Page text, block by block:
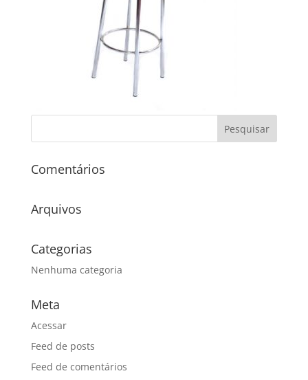
Comentários
Arquivos
Categorias
Nenhuma categoria
Meta
Acessar
Feed de posts
Feed de comentários